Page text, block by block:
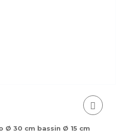
Ø 30 cm bassin Ø 15 cm